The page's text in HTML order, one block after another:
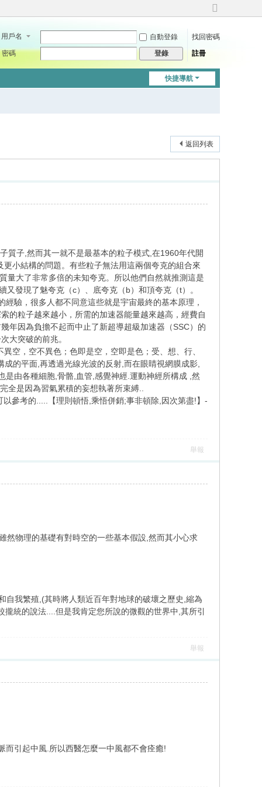
切
到
用戶名 自動登錄
找回密碼
密碼
登錄 註冊
快捷導航
返回列表
質子,然而其一就不是最基本的粒子模式,在1960年代開
小結構的問題。有些粒子無法用這兩個夸克的組合來
量大了非常多倍的未知夸克。所以他們自然就推測這是
發現了魅夸克（c）、底夸克（b）和頂夸克（t）。
驗，很多人都不同意這些就是宇宙最終的基本原理，
的粒子越來越小，所需的加速器能量越來越高，經費自
年因為負擔不起而中止了新超導超級加速器（SSC）的
大突破的前兆。
空，空不異色；色即是空，空即是色；受、想、行、
的平面,再透過光線光波的反射,而在眼睛視網膜成影,
由各種細胞,骨骼,血管,感覺神經.運動神經所構成 ,然
全是因為習氣累積的妄想執著所束縛..
參考的.....【理則頓悟,乘悟併銷;事非頓除,因次第盡!】-
舉報
然物理的基礎有對時空的一些基本假設,然而其小心求
自我繁殖,(其時將人類近百年對地球的破壞之歷史,縮為
統的說法....但是我肯定您所說的微觀的世界中,其所引
舉報
而引起中風.所以西醫怎麼一中風都不會痊癒!